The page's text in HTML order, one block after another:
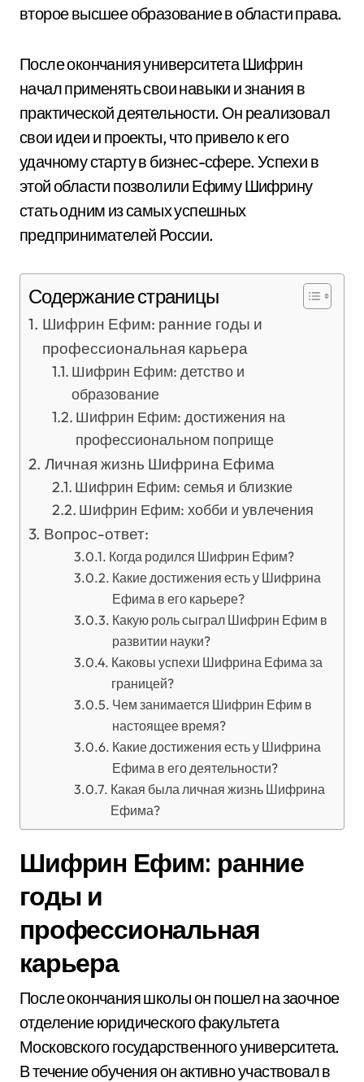
второе высшее образование в области права.
После окончания университета Шифрин
начал применять свои навыки и знания в
практической деятельности. Он реализовал
свои идеи и проекты, что привело к его
удачному старту в бизнес-сфере. Успехи в
этой области позволили Ефиму Шифрину
стать одним из самых успешных
предпринимателей России.
Содержание страницы
Шифрин Ефим: ранние годы и
профессиональная карьера
Шифрин Ефим: детство и
образование
Шифрин Ефим: достижения на
профессиональном поприще
Личная жизнь Шифрина Ефима
Шифрин Ефим: семья и близкие
Шифрин Ефим: хобби и увлечения
Вопрос-ответ:
Когда родился Шифрин Ефим?
Какие достижения есть у Шифрина
Ефима в его карьере?
Какую роль сыграл Шифрин Ефим в
развитии науки?
Каковы успехи Шифрина Ефима за
границей?
Чем занимается Шифрин Ефим в
настоящее время?
Какие достижения есть у Шифрина
Ефима в его деятельности?
Какая была личная жизнь Шифрина
Ефима?
Шифрин Ефим: ранние
годы и
профессиональная
карьера
После окончания школы он пошел на заочное
отделение юридического факультета
Московского государственного университета.
В течение обучения он активно участвовал в